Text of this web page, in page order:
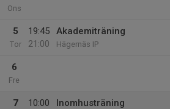
Ons
5
Tor
19:45
21:00
Akademiträning
Hägernäs IP
6
Fre
7
10:00
Inomhusträning